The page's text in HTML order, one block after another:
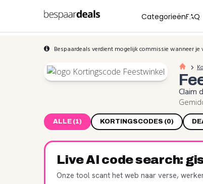
CategorieënFAQ
Bespaardeals verdient mogelijk commissie wanneer je
Claim
ALLE (1) KORTINGSCODES (0)
Live AI code search:
Onze tool scant het web naar verse,